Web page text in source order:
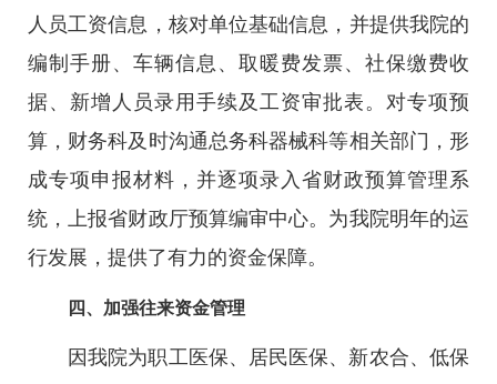
人员工资信息，核对单位基础信息，并提供我院的
编制手册、车辆信息、取暖费发票、社保缴费收
据、新增人员录用手续及工资审批表。对专项预
算，财务科及时沟通总务科器械科等相关部门，形
成专项申报材料，并逐项录入省财政预算管理系
统，上报省财政厅预算编审中心。为我院明年的运
行发展，提供了有力的资金保障。
四、加强往来资金管理
因我院为职工医保、居民医保、新农合、低保